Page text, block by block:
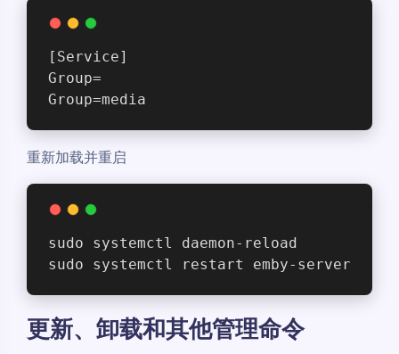
[Service]
Group=
Group=media
重新加载并重启
sudo systemctl daemon-reload
sudo systemctl restart emby-server
更新、卸载和其他管理命令